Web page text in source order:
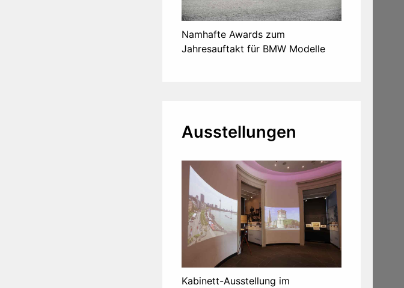
Namhafte Awards zum
Jahresauftakt für BMW Modelle
Ausstellungen
Kabinett-Ausstellung im